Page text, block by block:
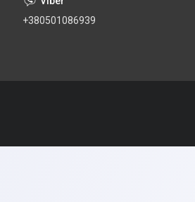
+380501086939